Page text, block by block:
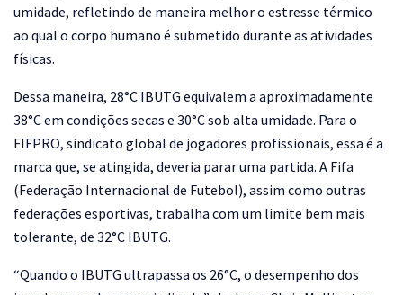
umidade, refletindo de maneira melhor o estresse térmico
ao qual o corpo humano é submetido durante as atividades
físicas.
Dessa maneira, 28°C IBUTG equivalem a aproximadamente
38°C em condições secas e 30°C sob alta umidade. Para o
FIFPRO, sindicato global de jogadores profissionais, essa é a
marca que, se atingida, deveria parar uma partida. A Fifa
(Federação Internacional de Futebol), assim como outras
federações esportivas, trabalha com um limite bem mais
tolerante, de 32°C IBUTG.
“Quando o IBUTG ultrapassa os 26°C, o desempenho dos